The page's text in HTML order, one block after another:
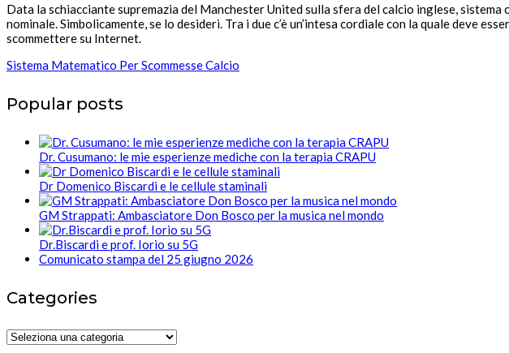
Data la schiacciante supremazia del Manchester United sulla sfera del calcio inglese,
nominale. Simbolicamente, se lo desideri. Tra i due c’è un’intesa cordiale con la quale deve
scommettere su Internet.
Sistema Matematico Per Scommesse Calcio
Popular posts
Dr. Cusumano: le mie esperienze mediche con la terapia CRAPU
Dr Domenico Biscardi e le cellule staminali
GM Strappati: Ambasciatore Don Bosco per la musica nel mondo
Dr.Biscardi e prof. Iorio su 5G
Comunicato stampa del 25 giugno 2026
Categories
Categories